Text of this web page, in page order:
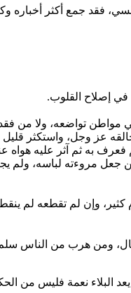
فقد جمع أكثر
في إصلاح القلوب.
مواطن تواضعه، ولا
عز وجل، واستكثر
به ثم آثر عليه هواه
مروءته لباسه، ولم
وإن لم تقطعه لم
ومن هرب من الناس
البلاء نعمة فليس من